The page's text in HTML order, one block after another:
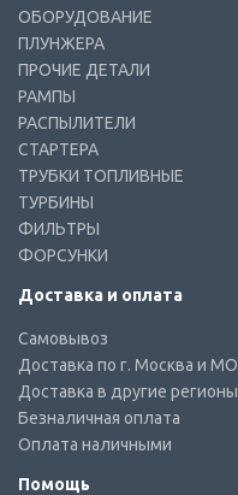
ОБОРУДОВАНИЕ
ПЛУНЖЕРА
ПРОЧИЕ ДЕТАЛИ
РАМПЫ
РАСПЫЛИТЕЛИ
СТАРТЕРА
ТРУБКИ ТОПЛИВНЫЕ
ТУРБИНЫ
ФИЛЬТРЫ
ФОРСУНКИ
Доставка и оплата
Самовывоз
Доставка по г. Москва и МО
Доставка в другие регионы
Безналичная оплата
Оплата наличными
Помощь